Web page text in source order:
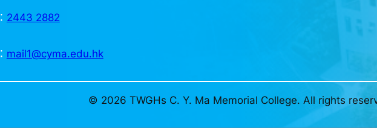
2443 2882
mail1@cyma.edu.hk
© 2026 TWGHs C. Y. Ma Memorial College. All rights